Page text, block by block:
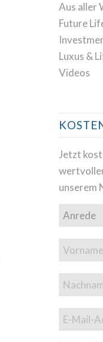
Aus aller
Future
Luxus &
Videos
Jetzt
unserem